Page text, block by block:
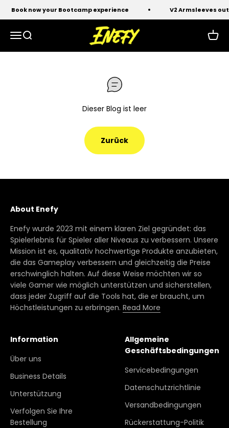
Zum Inhalt springen
Book now your Bootcamp experience V2 Armsleeves out
Navigationsmenü öffnen
Suche öffnen Enefy
Dieser Blog ist leer
Zurück
About Enefy
Enefy wurde 2023 mit einem klaren Ziel gegründet: das
Spielerlebnis für Spieler aller Niveaus zu verbessern. Unsere
Mission ist es, qualitativ hochwertige Produkte anzubieten,
die das Gameplay verbessern und gleichzeitig die Preise
erschwinglich halten. Auf diese Weise möchten wir so
viele Gamer wie möglich unterstützen und sicherstellen,
dass jeder Zugriff auf die Tools hat, die er braucht, um
Höchstleistungen zu erbringen. Read More
Information
Über uns
Business Details
Unterstützung
Verfolgen Sie Ihre
Bestellung
Allgemeine
Geschäftsbedingungen
Servicebedingungen
Datenschutzrichtlinie
Versandbedingungen
Rückerstattung-Politik